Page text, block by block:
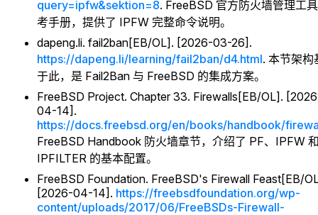
query=ipfw&sektion=8. FreeBSD 官方防火墙管理工
考手册，提供了 IPFW 完整命令说明。
dapeng.li. fail2ban[EB/OL]. [2026-03-26].
https://dapeng.li/learning/fail2ban/d4.html. 本节架构
于此，是 Fail2Ban 与 FreeBSD 的集成方案。
FreeBSD Project. Chapter 33. Firewalls[EB/OL].
04-14].
https://docs.freebsd.org/en/books/handbook/
FreeBSD Handbook 防火墙章节，介绍了 PF、IPFW
IPFILTER 的基本配置。
FreeBSD Foundation. FreeBSD's Firewall Feast[EB/
[2026-04-14]. https://freebsdfoundation.org/wp-
content/uploads/2017/06/FreeBSDs-Firewall-